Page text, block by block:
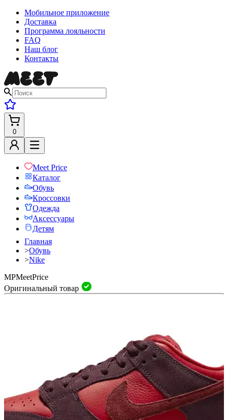
Мобильное приложение
Доставка
Программа лояльности
FAQ
Наш блог
Контакты
0
Meet Price
Каталог
Обувь
Кроссовки
Одежда
Аксессуары
Детям
Главная
>Обувь
>Nike
MPMeetPrice
Оригинальный товар